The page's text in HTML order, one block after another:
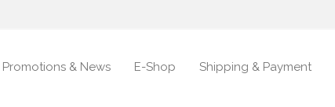
Promotions & News E-Shop Shipping & Payment